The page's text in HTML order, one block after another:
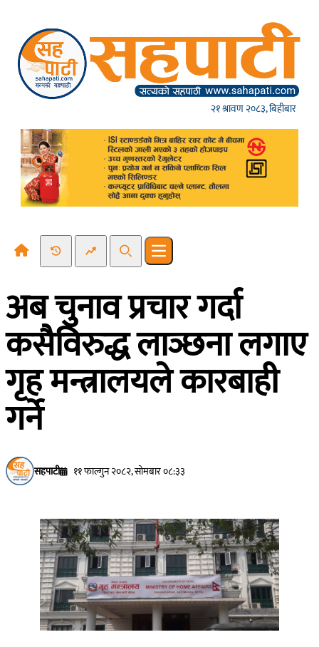
२१ श्रावण २०८३, बिहीबार
Recent NewsTrending News
SearchOpen main menu
अब चुनाव प्रचार गर्दा
कसैविरुद्ध लाञ्छना लगाए
गृह मन्त्रालयले कारबाही
गर्ने
सहपाटी ११ फाल्गुन २०८२, सोमबार ०८:३३